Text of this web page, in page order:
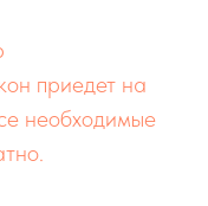
приедет на
необходимые